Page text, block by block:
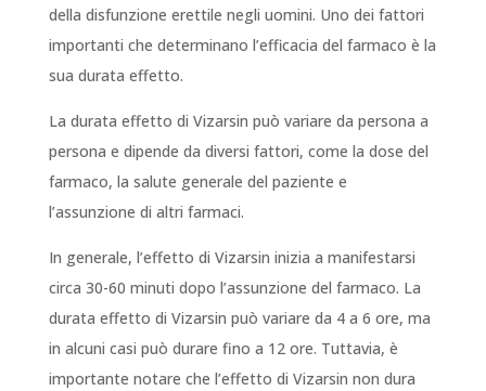
della disfunzione erettile negli uomini. Uno dei fattori
importanti che determinano l’efficacia del farmaco è la
sua durata effetto.
La durata effetto di Vizarsin può variare da persona a
persona e dipende da diversi fattori, come la dose del
farmaco, la salute generale del paziente e
l’assunzione di altri farmaci.
In generale, l’effetto di Vizarsin inizia a manifestarsi
circa 30-60 minuti dopo l’assunzione del farmaco. La
durata effetto di Vizarsin può variare da 4 a 6 ore, ma
in alcuni casi può durare fino a 12 ore. Tuttavia, è
importante notare che l’effetto di Vizarsin non dura